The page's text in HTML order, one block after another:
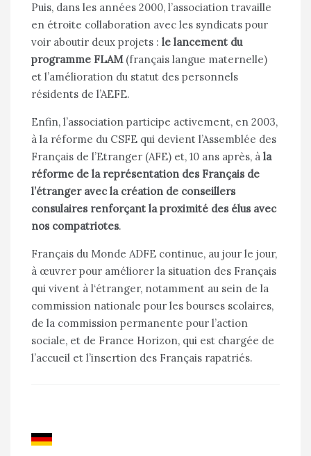
Puis, dans les années 2000, l’association travaille
en étroite collaboration avec les syndicats pour
voir aboutir deux projets : le lancement du
programme FLAM(français langue maternelle)
et l’amélioration du statut des personnels
résidents de l’AEFE.
Enfin, l’association participe activement, en 2003,
à la réforme du CSFE qui devient l’Assemblée des
Français de l’Etranger (AFE) et, 10 ans après, à la
réforme de la représentation des Français de
l’étranger avec la création de conseillers
consulaires renforçant la proximité des élus avec
nos compatriotes.
Français du Monde ADFE continue, au jour le jour,
à œuvrer pour améliorer la situation des Français
qui vivent à l‘étranger, notamment au sein de la
commission nationale pour les bourses scolaires,
de la commission permanente pour l’action
sociale, et de France Horizon, qui est chargée de
l’accueil et l’insertion des Français rapatriés.